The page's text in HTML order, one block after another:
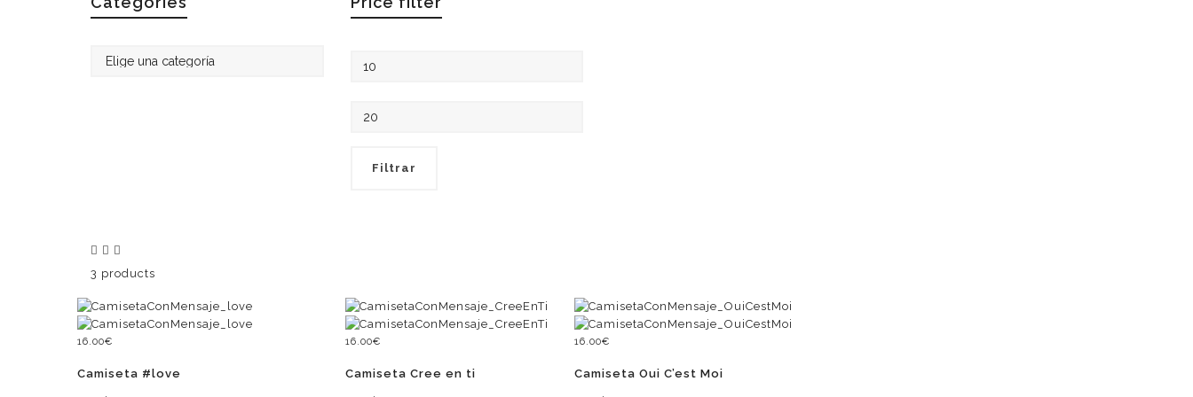
Filtrar
3 products
16.00€
Camiseta #love
16.00€
Camiseta Cree en ti
16.00€
Camiseta Oui C’est Moi